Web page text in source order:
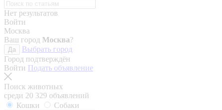
Нет результатов
Войти
Москва
Ваш город Москва?
Да
Выбрать город
Город подтверждён
Войти Подать объявление
Поиск животных
среди 20 329 объявлений
Кошки
Собаки